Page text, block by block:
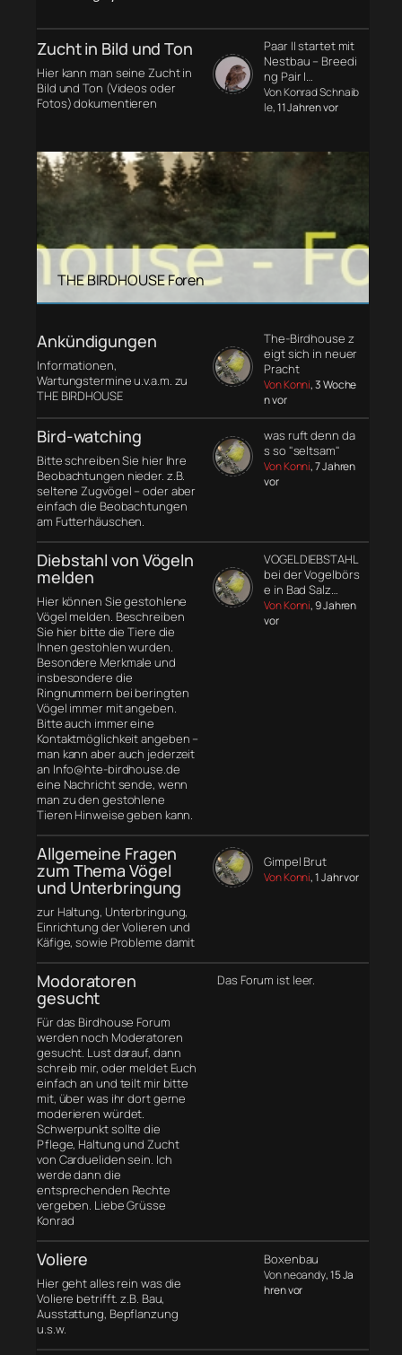
Zucht in Bild und Ton
Hier kann man seine Zucht in
Bild und Ton (Videos oder
Fotos) dokumentieren
Paar II startet mit
Nestbau – Breedi
ng Pair I…
Von Konrad Schnaib
le, 11 Jahren vor
THE BIRDHOUSE Foren
Ankündigungen
Informationen,
Wartungstermine u.v.a.m. zu
THE BIRDHOUSE
The-Birdhouse z
eigt sich in neuer
Pracht
Von Konni, 3 Woche
n vor
Bird-watching
Bitte schreiben Sie hier Ihre
Beobachtungen nieder. z.B.
seltene Zugvögel – oder aber
einfach die Beobachtungen
am Futterhäuschen.
was ruft denn da
s so "seltsam"
Von Konni, 7 Jahren
vor
Diebstahl von Vögeln
melden
Hier können Sie gestohlene
Vögel melden. Beschreiben
Sie hier bitte die Tiere die
Ihnen gestohlen wurden.
Besondere Merkmale und
insbesondere die
Ringnummern bei beringten
Vögel immer mit angeben.
Bitte auch immer eine
Kontaktmöglichkeit angeben –
man kann aber auch jederzeit
an Info@hte-birdhouse.de
eine Nachricht sende, wenn
man zu den gestohlene
Tieren Hinweise geben kann.
VOGELDIEBSTAHL
bei der Vogelbörs
e in Bad Salz…
Von Konni, 9 Jahren
vor
Allgemeine Fragen
zum Thema Vögel
und Unterbringung
zur Haltung, Unterbringung,
Einrichtung der Volieren und
Käfige, sowie Probleme damit
Gimpel Brut
Von Konni, 1 Jahr vor
Modoratoren
gesucht
Für das Birdhouse Forum
werden noch Moderatoren
gesucht. Lust darauf, dann
schreib mir, oder meldet Euch
einfach an und teilt mir bitte
mit, über was ihr dort gerne
moderieren würdet.
Schwerpunkt sollte die
Pflege, Haltung und Zucht
von Cardueliden sein. Ich
werde dann die
entsprechenden Rechte
vergeben. Liebe Grüsse
Konrad
Das Forum ist leer.
Voliere
Hier geht alles rein was die
Voliere betrifft. z.B. Bau,
Ausstattung, Bepflanzung
u.s.w.
Boxenbau
Von neoandy, 15 Ja
hren vor